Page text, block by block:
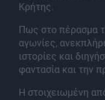
Κρήτης.
Πως στο πέρασμα
αγωνίες,
ιστορίες και
φαντασία και την
Η στοιχειωμένη